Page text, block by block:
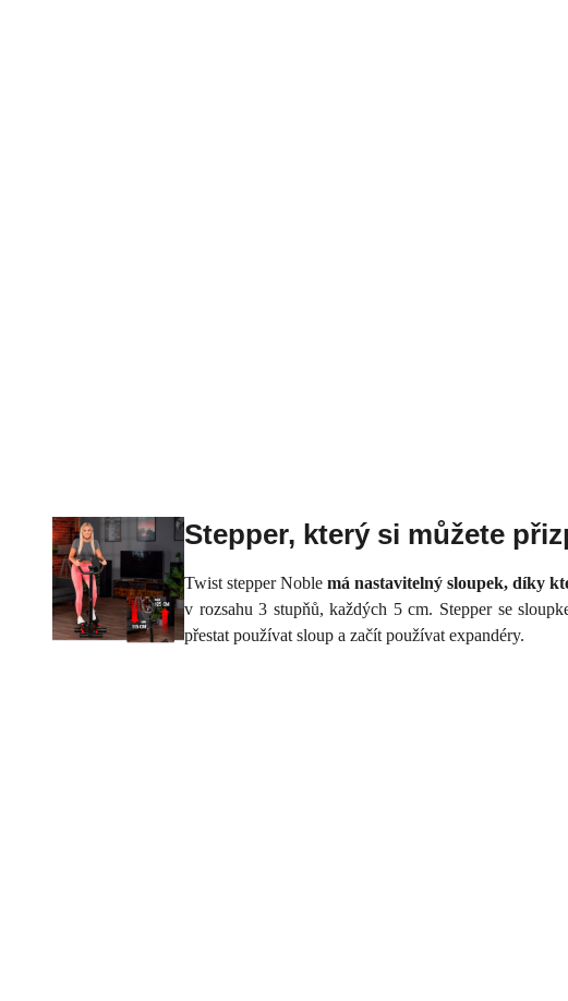
Stepper, který si můžete
Twist stepper Noblemá nastavitelný sloupek, díky
v rozsahu 3 stupňů, každých 5 cm. Stepper se
přestat používat sloup a začít používat expandéry.